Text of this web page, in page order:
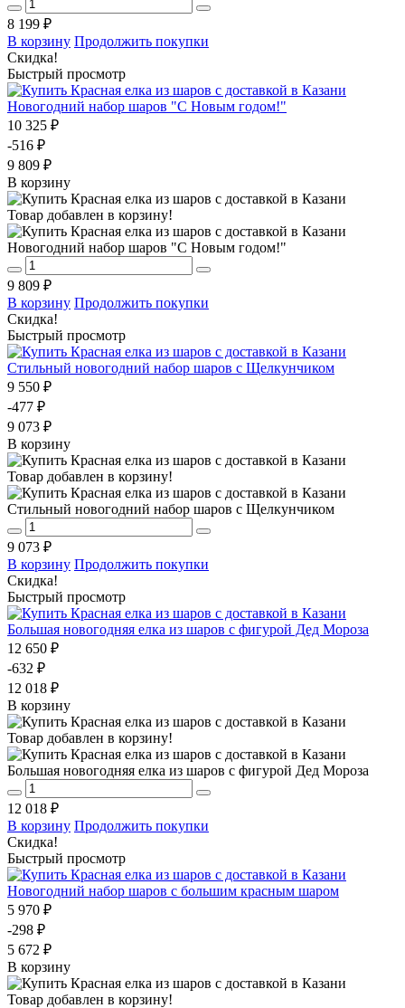
8 199 ₽
В корзину Продолжить покупки
Скидка!
Быстрый просмотр
Новогодний набор шаров "С Новым годом!"
10 325 ₽
-516 ₽
9 809 ₽
В корзину
Товар добавлен в корзину!
Новогодний набор шаров "С Новым годом!"
9 809 ₽
В корзину Продолжить покупки
Скидка!
Быстрый просмотр
Стильный новогодний набор шаров с Щелкунчиком
9 550 ₽
-477 ₽
9 073 ₽
В корзину
Товар добавлен в корзину!
Стильный новогодний набор шаров с Щелкунчиком
9 073 ₽
В корзину Продолжить покупки
Скидка!
Быстрый просмотр
Большая новогодняя елка из шаров с фигурой Дед Мороза
12 650 ₽
-632 ₽
12 018 ₽
В корзину
Товар добавлен в корзину!
Большая новогодняя елка из шаров с фигурой Дед Мороза
12 018 ₽
В корзину Продолжить покупки
Скидка!
Быстрый просмотр
Новогодний набор шаров с большим красным шаром
5 970 ₽
-298 ₽
5 672 ₽
В корзину
Товар добавлен в корзину!